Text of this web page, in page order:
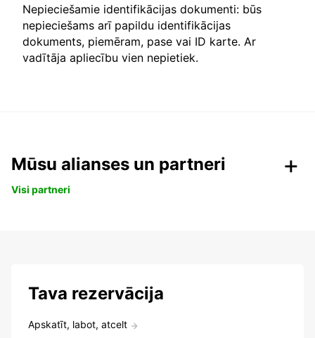
Nepieciešamie identifikācijas dokumenti: būs
nepieciešams arī papildu identifikācijas
dokuments, piemēram, pase vai ID karte. Ar
vadītāja apliecību vien nepietiek.
Mūsu alianses un partneri
Visi partneri
Tava rezervācija
Apskatīt, labot, atcelt